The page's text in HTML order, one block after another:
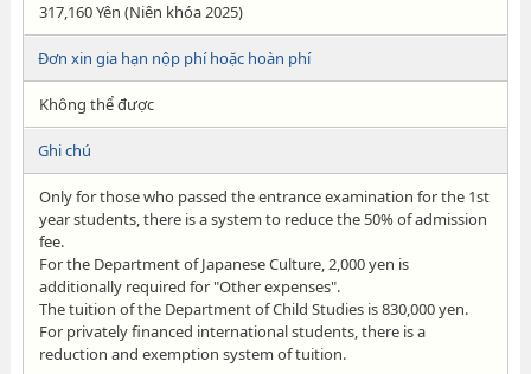
317,160 Yên (Niên khóa 2025)
Đơn xin gia hạn nộp phí hoặc hoàn phí
Không thể được
Ghi chú
Only for those who passed the entrance examination for the 1st
year students, there is a system to reduce the 50% of admission
fee.
For the Department of Japanese Culture, 2,000 yen is
additionally required for "Other expenses".
The tuition of the Department of Child Studies is 830,000 yen.
For privately financed international students, there is a
reduction and exemption system of tuition.